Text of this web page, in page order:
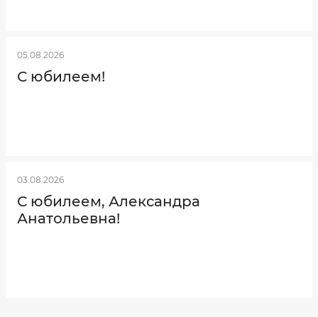
05.08.2026
С юбилеем!
03.08.2026
С юбилеем, Александра
Анатольевна!